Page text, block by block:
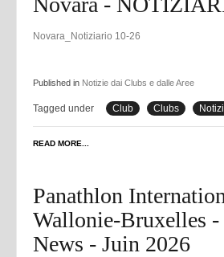
Novara_Notiziario 10-26
Published in Notizie dai Clubs e dalle Aree
Tagged under Club Clubs
READ MORE...
Panathlon
Wallonie-Bruxelles
News - Juin 2026